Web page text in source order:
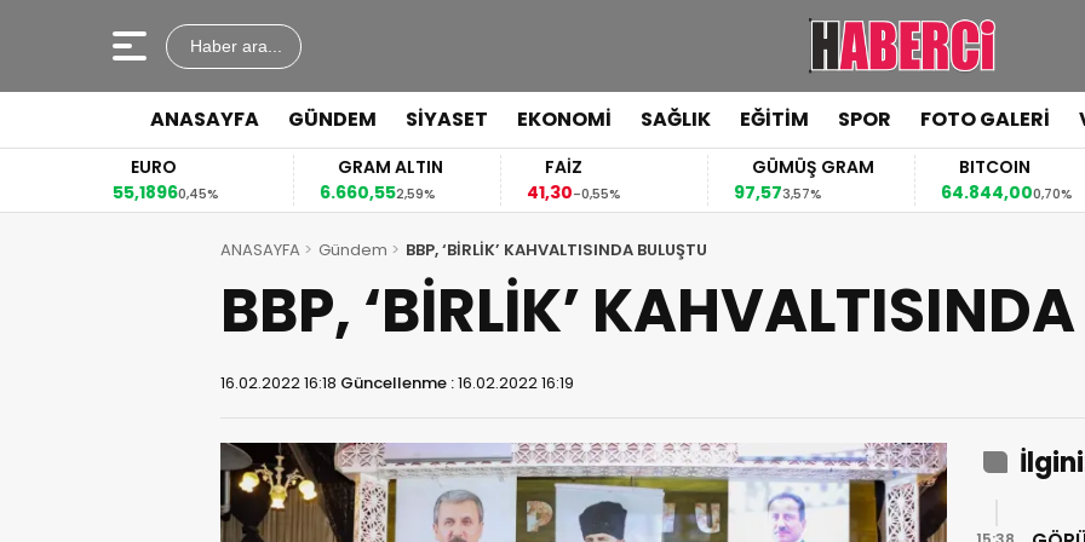
Haber ara...
ANASAYFA GÜNDEM SİYASET EKONOMİ SAĞLIK EĞİTİM SPOR FOTO GALERİ
EURO
55,18960,45%
GRAM ALTIN
6.660,552,59%
FAİZ
41,30-0,55%
GÜMÜŞ GRAM
97,573,57%
BITCOIN
64.844,000,70%
ANASAYFA Gündem BBP, ‘BİRLİK’ KAHVALTISINDA BULUŞTU
BBP, ‘BİRLİK’
16.02.2022 16:18 Güncellenme :16.02.2022 16:19